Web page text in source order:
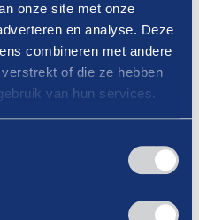
onze site met onze
en analyse. Deze
combineren met andere
of die ze hebben
van hun services.
medewerkers:
Veiligheid
starten via
10 december 2025.
je team te motiveren